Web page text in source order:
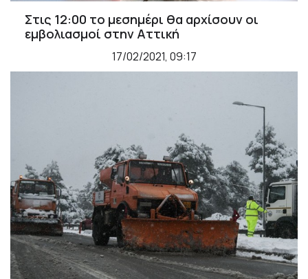
Στις 12:00 το μεσημέρι θα αρχίσουν οι
εμβολιασμοί στην Αττική
17/02/2021, 09:17